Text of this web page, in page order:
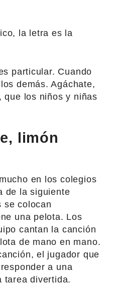
la letra es la
particular. Cuando
demás. Agáchate,
que los niños y niñas
limón
en los colegios
de la siguiente
se colocan
una pelota. Los
cantan la canción
de mano en mano.
el jugador que
a una
tarea divertida.